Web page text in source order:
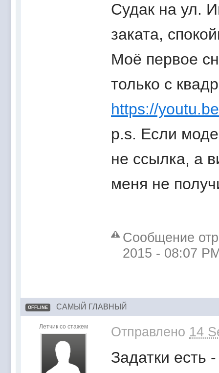
Судак на ул.
заката,
Моё первое
только с
https://
p.s. Если
не ссылка, а
меня не
Сообщение
2015 - 08:07
OFFLINE САМЫЙ ГЛАВНЫЙ
Летчик со стажем Отправлено 14
Задатки есть